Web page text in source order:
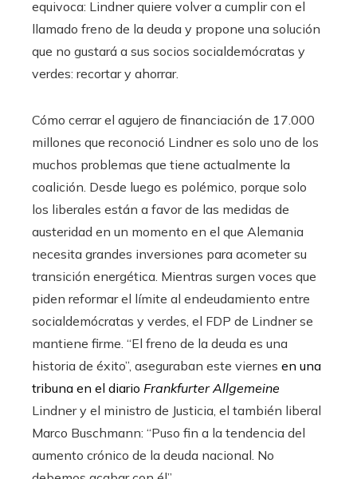
equivoca: Lindner quiere volver a cumplir con el
llamado freno de la deuda y propone una solución
que no gustará a sus socios socialdemócratas y
verdes: recortar y ahorrar.
Cómo cerrar el agujero de financiación de 17.000
millones que reconoció Lindner es solo uno de los
muchos problemas que tiene actualmente la
coalición. Desde luego es polémico, porque solo
los liberales están a favor de las medidas de
austeridad en un momento en el que Alemania
necesita grandes inversiones para acometer su
transición energética. Mientras surgen voces que
piden reformar el límite al endeudamiento entre
socialdemócratas y verdes, el FDP de Lindner se
mantiene firme. “El freno de la deuda es una
historia de éxito”, aseguraban este viernes en una
tribuna en el diario Frankfurter Allgemeine
Lindner y el ministro de Justicia, el también liberal
Marco Buschmann: “Puso fin a la tendencia del
aumento crónico de la deuda nacional. No